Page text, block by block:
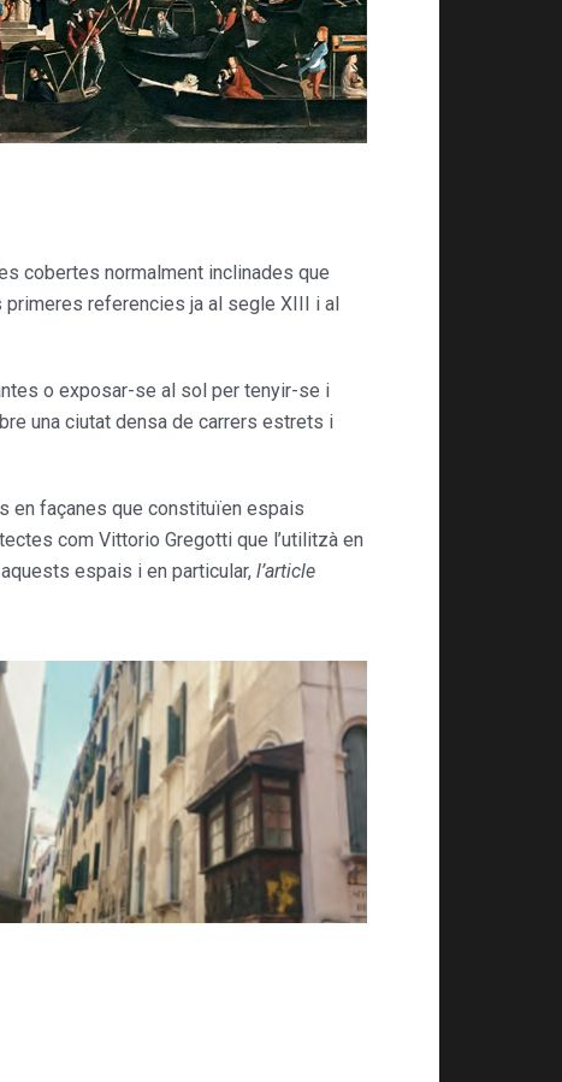
cobertes normalment inclinades que
primeres referencies ja al segle XIII i al
o exposar-se al sol per tenyir-se i
una ciutat densa de carrers estrets i
en façanes que constituïen espais
com Vittorio Gregotti que l’utilitzà en
espais i en particular, l’article